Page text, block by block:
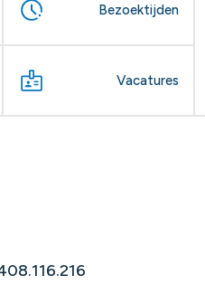
Bezoektijden
Vacatures